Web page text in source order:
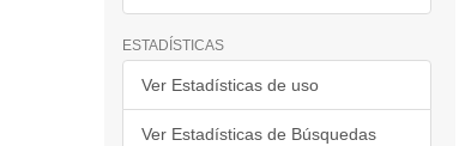
ESTADÍSTICAS
Ver Estadísticas de uso
Ver Estadísticas de Búsquedas